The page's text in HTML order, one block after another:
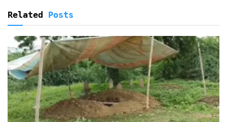
Related Posts